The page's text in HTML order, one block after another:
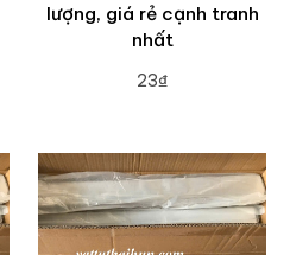
lượng, giá rẻ cạnh tranh
nhất
23₫